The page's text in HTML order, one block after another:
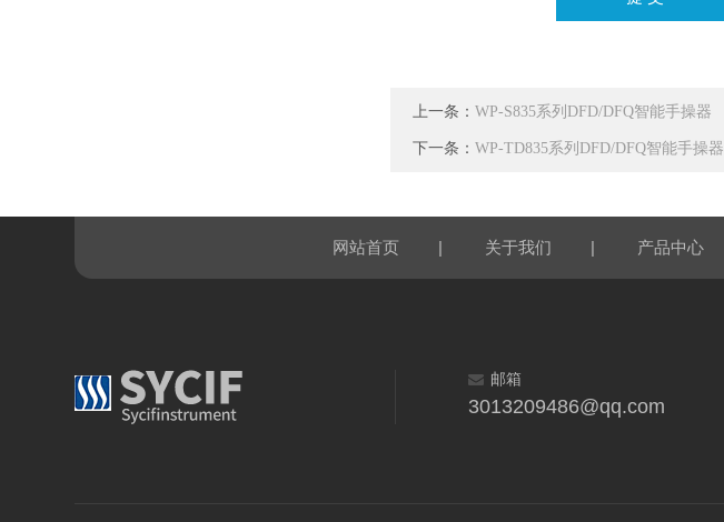
上一条：WP-S835系列DFD/DFQ智能手操器
下一条：WP-TD835系列DFD/DFQ智能手操器
网站首页 | 关于我们 | 产品中心
邮箱
3013209486@qq.com